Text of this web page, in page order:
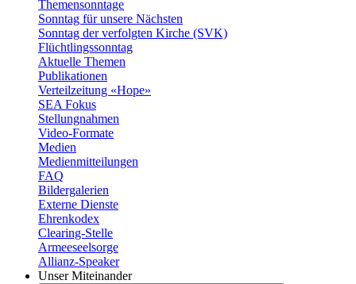
Themensonntage
Sonntag für unsere Nächsten
Sonntag der verfolgten Kirche (SVK)
Flüchtlingssonntag
Aktuelle Themen
Publikationen
Verteilzeitung «Hope»
SEA Fokus
Stellungnahmen
Video-Formate
Medien
Medienmitteilungen
FAQ
Bildergalerien
Externe Dienste
Ehrenkodex
Clearing-Stelle
Armeeseelsorge
Allianz-Speaker
Unser Miteinander